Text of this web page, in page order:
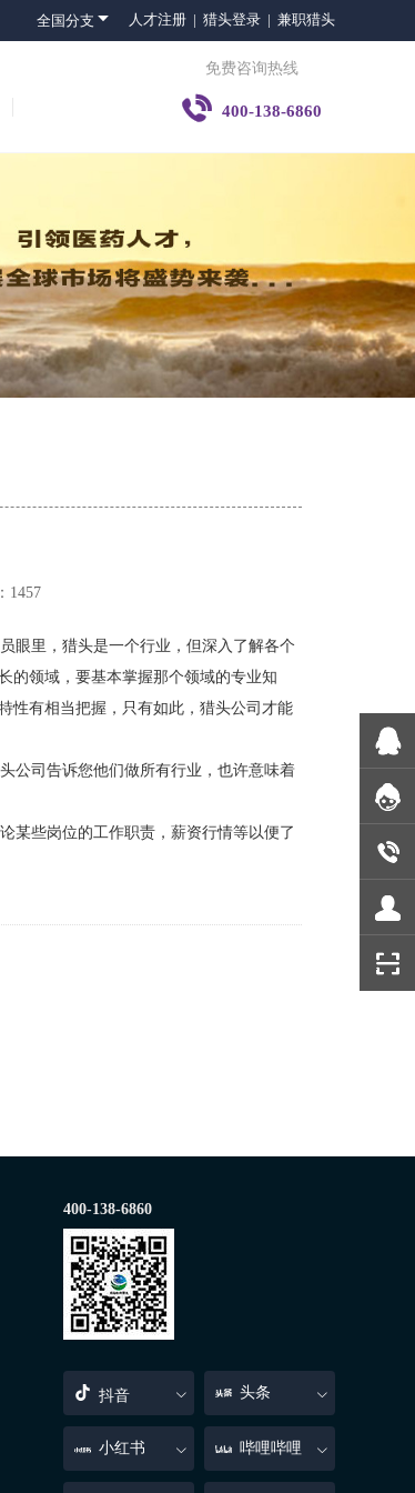
全国分支  人才注册 | 猎头登录 | 兼职猎头
免费咨询热线
 400-138-6860
1457
眼里，猎头是一个行业，但深入了解各个
的领域，要基本掌握那个领域的专业知
性有相当把握，只有如此，猎头公司才能
公司告诉您他们做所有行业，也许意味着
某些岗位的工作职责，薪资行情等以便了
400-138-6860
抖音 头条
小红书 哔哩哔哩